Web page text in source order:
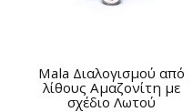
Μala Διαλογισμού από
λίθους Αμαζονίτη με
σχέδιο Λωτού